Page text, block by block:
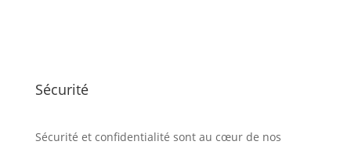
Sécurité
Sécurité et confidentialité sont au cœur de nos